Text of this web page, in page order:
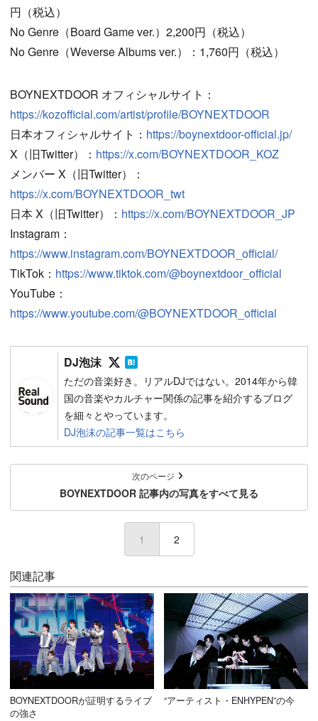
円（税込）
No Genre（Board Game ver.）2,200円（税込）
No Genre（Weverse Albums ver.）：1,760円（税込）
BOYNEXTDOOR オフィシャルサイト：
https://kozofficial.com/artist/profile/BOYNEXTDOOR
日本オフィシャルサイト： https://boynextdoor-official.jp/
X（旧Twitter）： https://x.com/BOYNEXTDOOR_KOZ
メンバー X（旧Twitter）：
https://x.com/BOYNEXTDOOR_twt
日本 X（旧Twitter）： https://x.com/BOYNEXTDOOR_JP
Instagram：
https://www.instagram.com/BOYNEXTDOOR_official/
TikTok： https://www.tiktok.com/@boynextdoor_official
YouTube：
https://www.youtube.com/@BOYNEXTDOOR_official
DJ泡沫 Follow on SNS
ただの音楽好き。リアルDJではない。2014年から韓
国の音楽やカルチャー関係の記事を紹介するブログ
を細々とやっています。
DJ泡沫の記事一覧はこちら
次のページ
BOYNEXTDOOR 記事内の写真をすべて見る
1 2
関連記事
BOYNEXTDOORが証明するライブ
の強さ
“アーティスト・ENHYPEN”の今